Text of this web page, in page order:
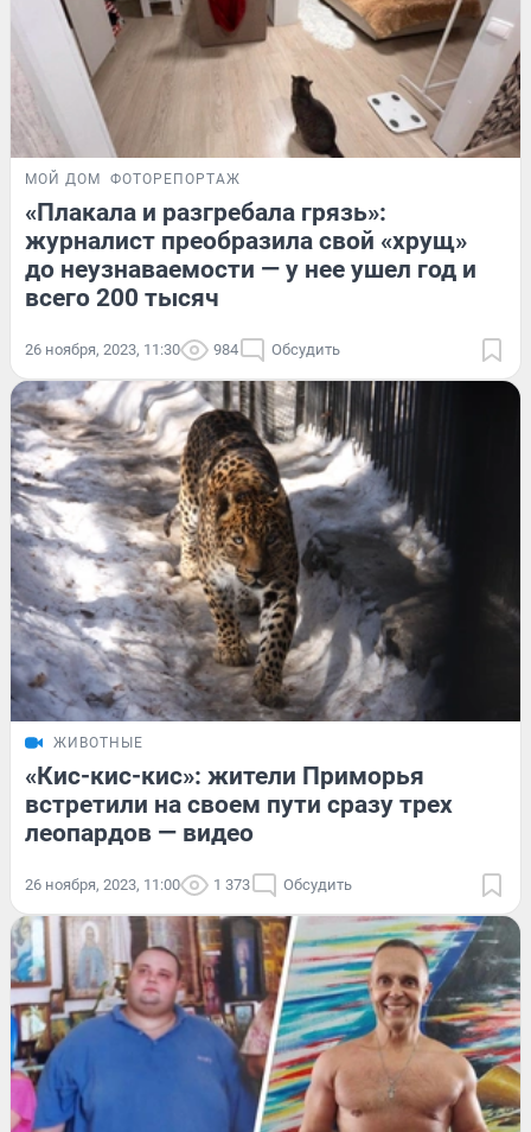
МОЙ ДОМ ФОТОРЕПОРТАЖ
«Плакала и разгребала грязь»:
журналист преобразила свой «хрущ»
до неузнаваемости — у нее ушел год и
всего 200 тысяч
26 ноября, 2023, 11:30 984 Обсудить
ЖИВОТНЫЕ
«Кис-кис-кис»: жители Приморья
встретили на своем пути сразу трех
леопардов — видео
26 ноября, 2023, 11:00 1 373 Обсудить